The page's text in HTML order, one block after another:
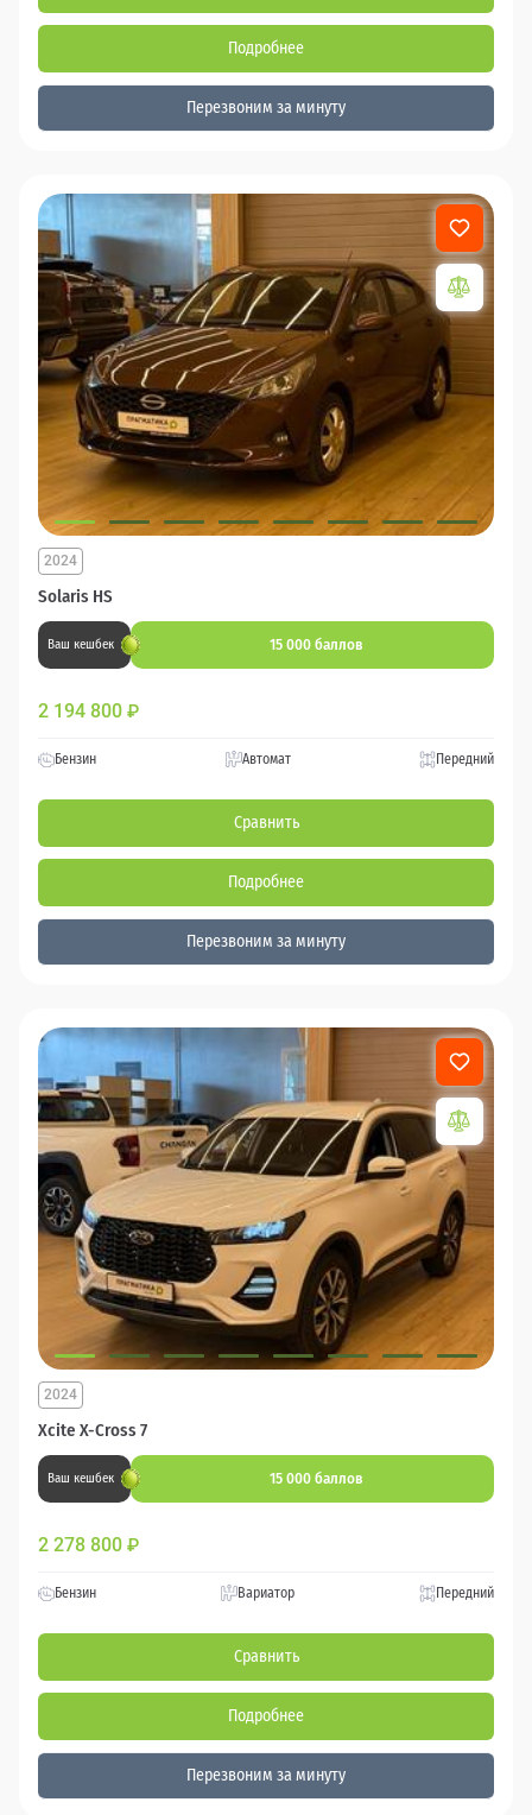
Подробнее
Перезвоним за минуту
Solaris HS
2024
Ваш кешбек 15 000 баллов
2 194 800 ₽
Бензин Автомат Передний
Сравнить
Подробнее
Перезвоним за минуту
Xcite X-Cross 7
2024
Ваш кешбек 15 000 баллов
2 278 800 ₽
Бензин Вариатор Передний
Сравнить
Подробнее
Перезвоним за минуту